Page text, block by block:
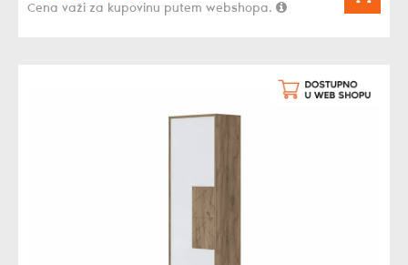
Cena važi za kupovinu putem webshopa.